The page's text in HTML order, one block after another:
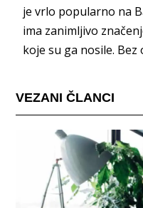
je vrlo popularno na
ima zanimljivo
koje su ga nosile.
VEZANI ČLANCI